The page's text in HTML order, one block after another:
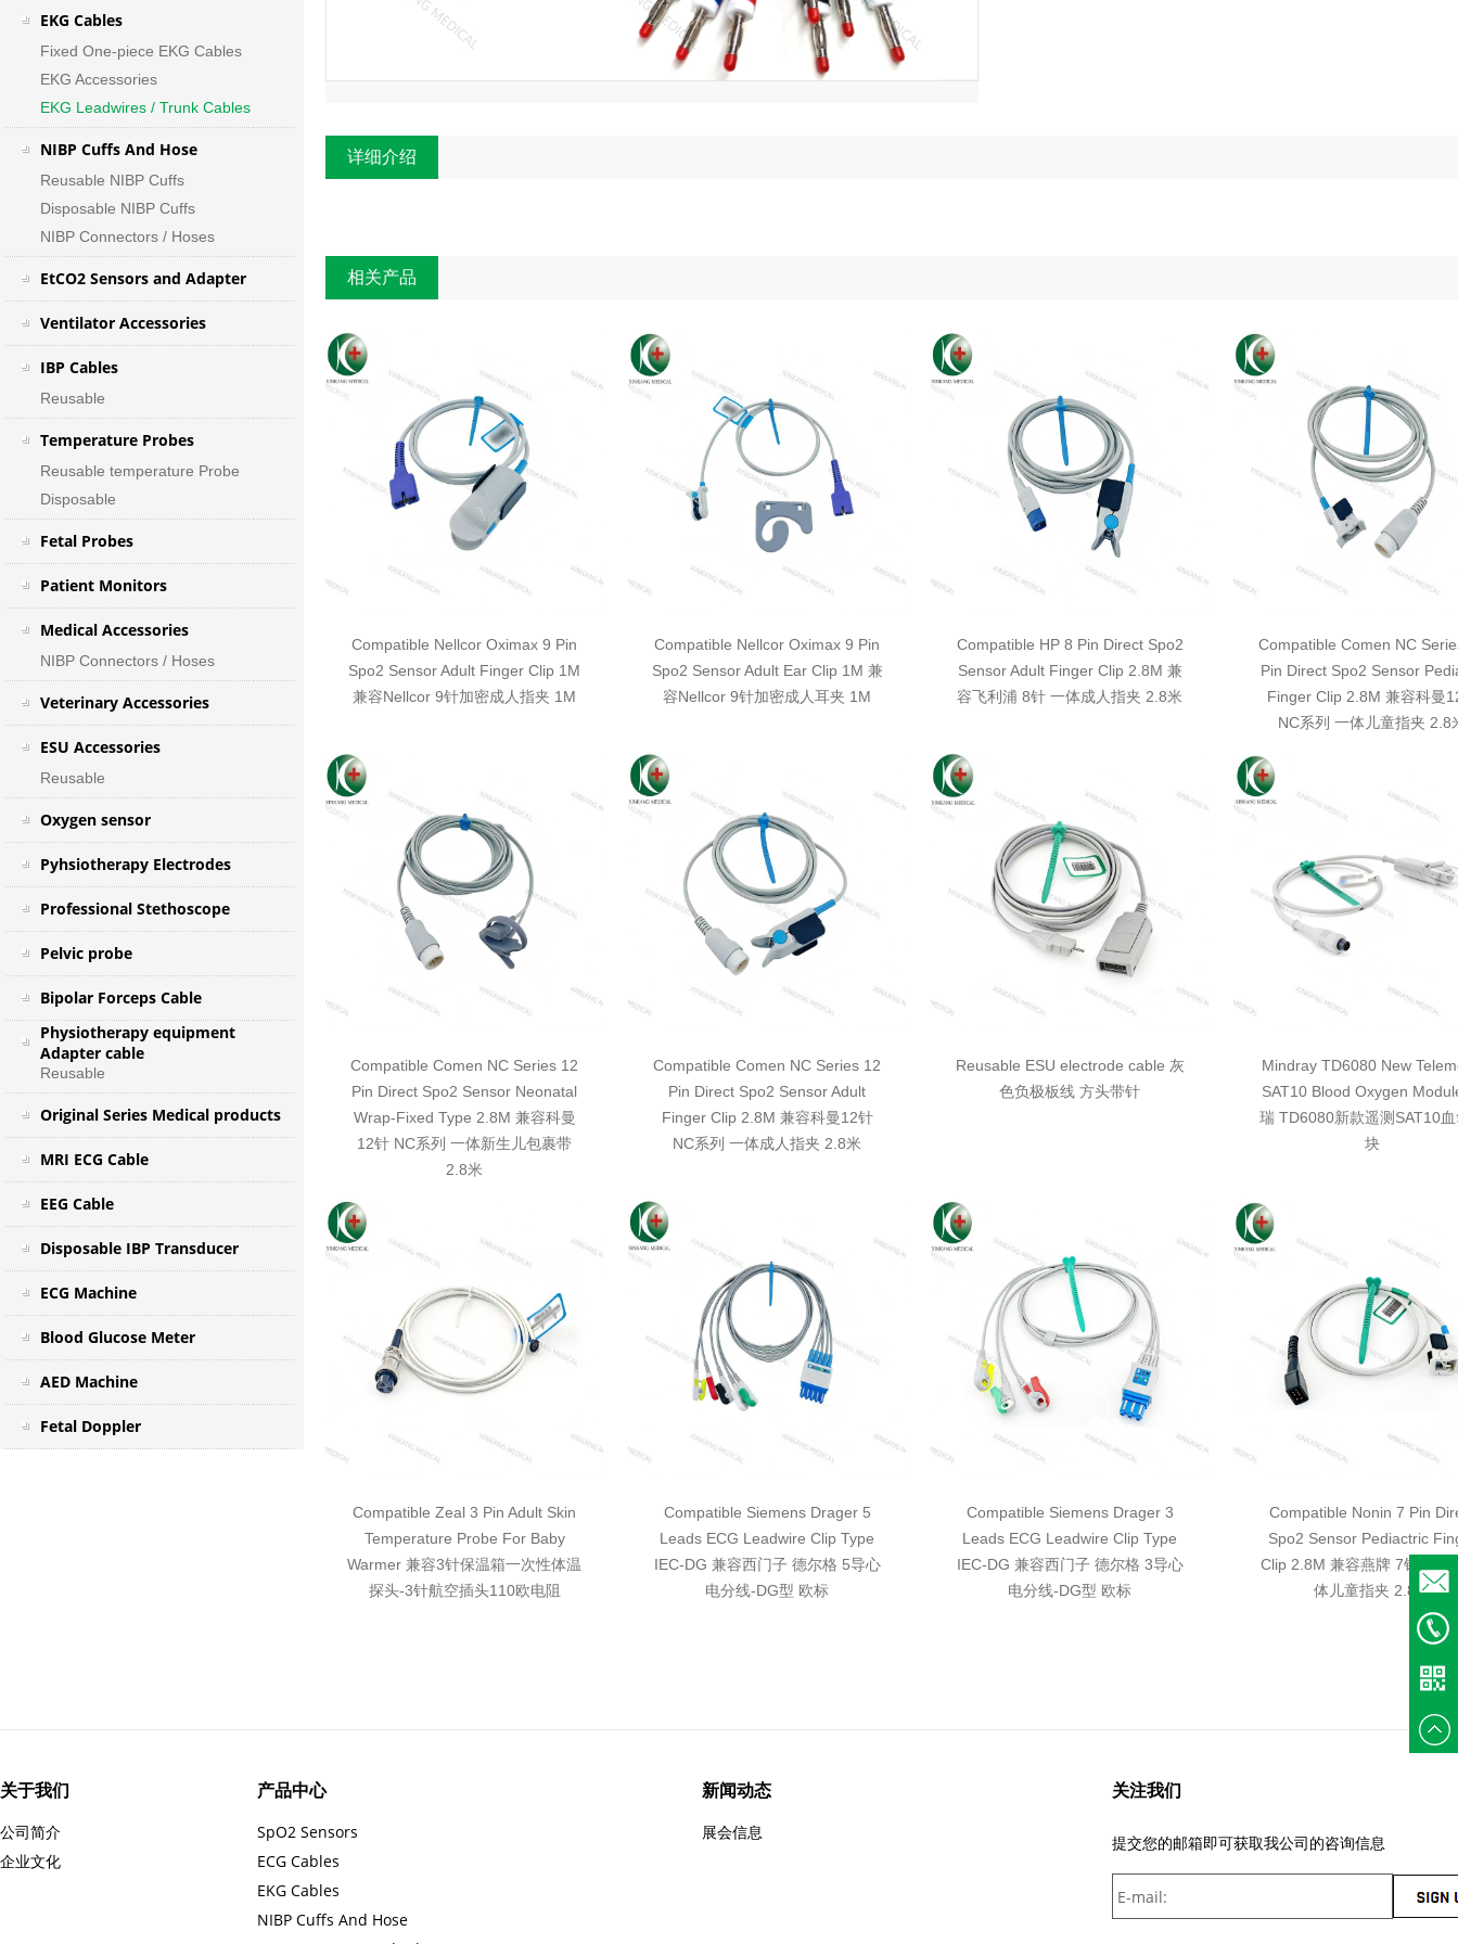
Email
+86
EKG Cables
Fixed One-piece EKG Cables
EKG Accessories
EKG Leadwires / Trunk Cables
NIBP Cuffs And Hose
Reusable NIBP Cuffs
Disposable NIBP Cuffs
NIBP Connectors / Hoses
EtCO2 Sensors and Adapter
Ventilator Accessories
IBP Cables
Reusable
Temperature Probes
Reusable temperature Probe
Disposable
Fetal Probes
Patient Monitors
Medical Accessories
NIBP Connectors / Hoses
Veterinary Accessories
ESU Accessories
Reusable
Oxygen sensor
Pyhsiotherapy Electrodes
Professional Stethoscope
Pelvic probe
Bipolar Forceps Cable
Physiotherapy equipment
Adapter cable
Reusable
Original Series Medical products
MRI ECG Cable
EEG Cable
Disposable IBP Transducer
ECG Machine
Blood Glucose Meter
AED Machine
Fetal Doppler
详细介绍
相关产品
Compatible Nellcor Oximax 9 Pin
Spo2 Sensor Adult Finger Clip 1M
兼容Nellcor 9针加密成人指夹 1M
Compatible Nellcor Oximax 9 Pin
Spo2 Sensor Adult Ear Clip 1M 兼
容Nellcor 9针加密成人耳夹 1M
Compatible HP 8 Pin Direct Spo2
Sensor Adult Finger Clip 2.8M 兼
容飞利浦 8针 一体成人指夹 2.8米
Compatible Comen NC
Pin Direct Spo2 Sensor
Finger Clip 2.8M 兼容科曼
NC系列 一体儿童指夹 2.8
Compatible Comen NC Series 12
Pin Direct Spo2 Sensor Neonatal
Wrap-Fixed Type 2.8M 兼容科曼
12针 NC系列 一体新生儿包裹带
2.8米
Compatible Comen NC Series 12
Pin Direct Spo2 Sensor Adult
Finger Clip 2.8M 兼容科曼12针
NC系列 一体成人指夹 2.8米
Reusable ESU electrode cable 灰
色负极板线 方头带针
Mindray TD6080 New
SAT10 Blood Oxygen
瑞 TD6080新款遥测SAT10
块
Compatible Zeal 3 Pin Adult Skin
Temperature Probe For Baby
Warmer 兼容3针保温箱一次性体温
探头-3针航空插头110欧电阻
Compatible Siemens Drager 5
Leads ECG Leadwire Clip Type
IEC-DG 兼容西门子 德尔格 5导心
电分线-DG型 欧标
Compatible Siemens Drager 3
Leads ECG Leadwire Clip Type
IEC-DG 兼容西门子 德尔格 3导心
电分线-DG型 欧标
Compatible Nonin 7 Pin
Spo2 Sensor Pediactric
Clip 2.8M 兼容燕牌 7针单定
体儿童指夹 2.8米
关于我们
公司简介
企业文化
产品中心
SpO2 Sensors
ECG Cables
EKG Cables
NIBP Cuffs And Hose
新闻动态
展会信息
关注我们
提交您的邮箱即可获取我公司的咨询信息